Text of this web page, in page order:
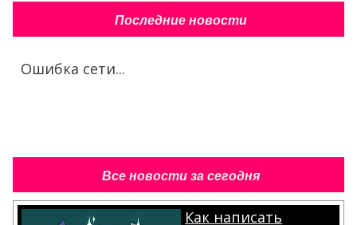
Последние новости
Ошибка сети...
Все новости за сегодня
Как написать